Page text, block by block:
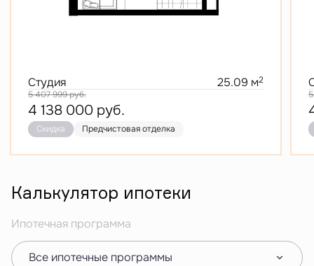
Студия 25.09 м2
5 407 999руб.
4 138 000 руб.
Скидка Предчистовая отделка
Калькулятор ипотеки
Ипотечная программа
Все ипотечные программы